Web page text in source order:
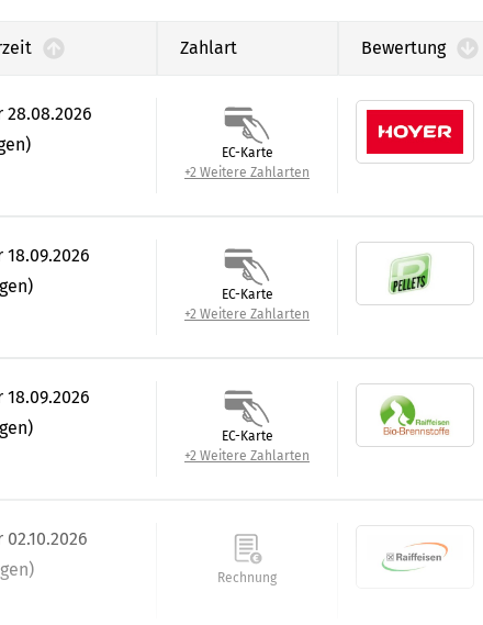
Zahlart Bewertung
28.08.2026
EC-Karte
+2 Weitere Zahlarten
18.09.2026
EC-Karte
+2 Weitere Zahlarten
18.09.2026
EC-Karte
+2 Weitere Zahlarten
02.10.2026
Rechnung